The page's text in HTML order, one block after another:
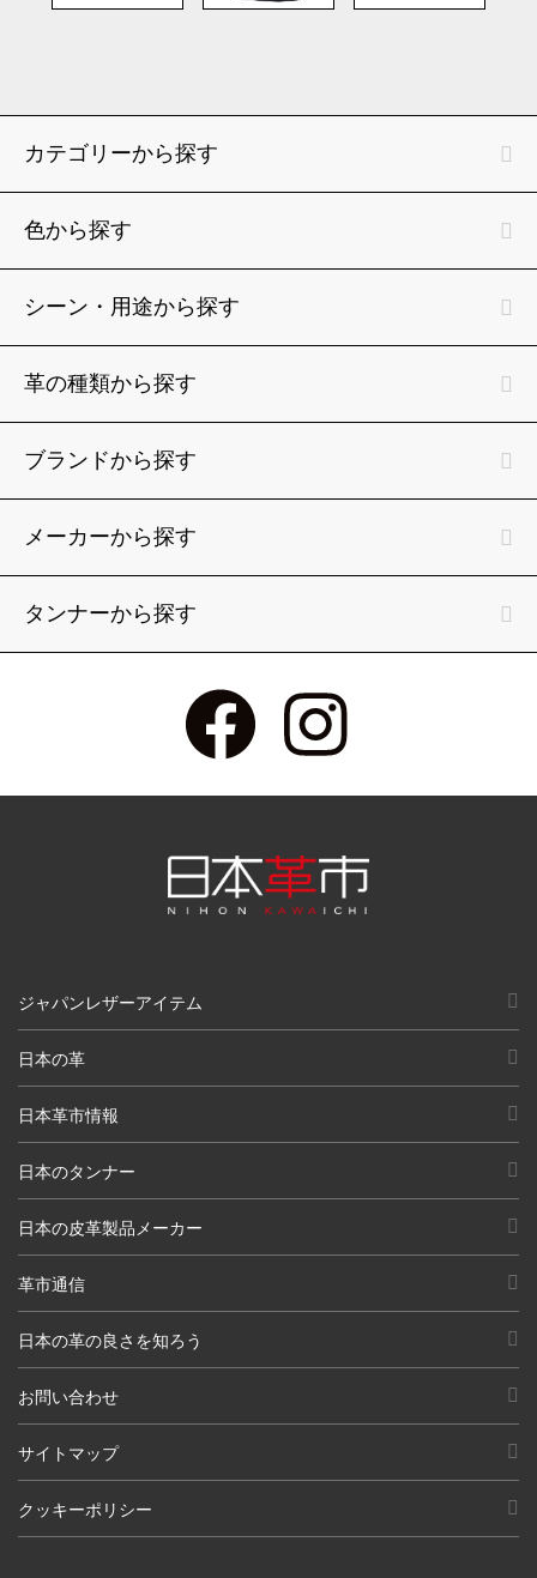
カテゴリーから探す
色から探す
シーン・用途から探す
革の種類から探す
ブランドから探す
メーカーから探す
タンナーから探す
ジャパンレザーアイテム
日本の革
日本革市情報
日本のタンナー
日本の皮革製品メーカー
革市通信
日本の革の良さを知ろう
お問い合わせ
サイトマップ
クッキーポリシー